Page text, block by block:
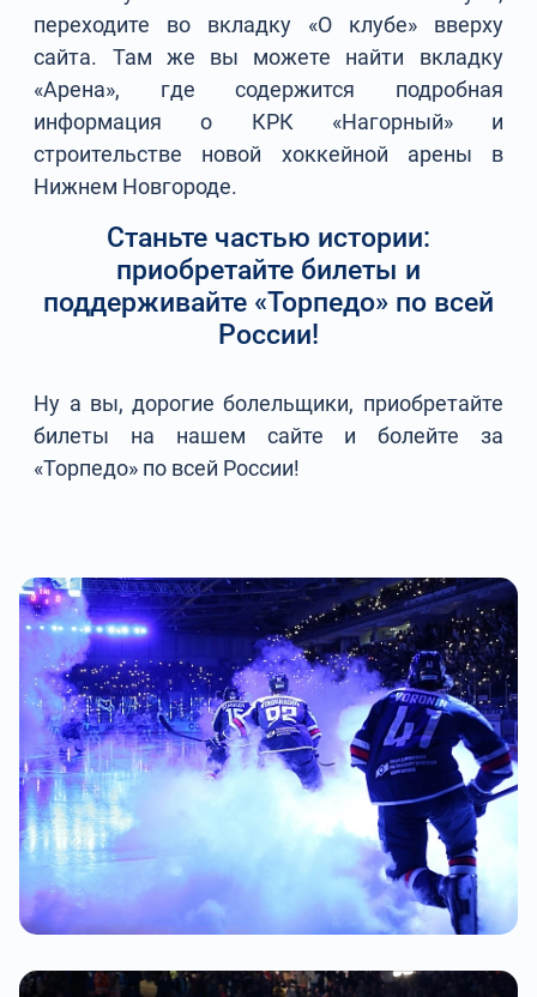
переходите во вкладку «О клубе» вверху
сайта. Там же вы можете найти вкладку
«Арена», где содержится подробная
информация о КРК «Нагорный» и
строительстве новой хоккейной арены в
Нижнем Новгороде.
Станьте частью истории:
приобретайте билеты и
поддерживайте «Торпедо» по всей
России!
Ну а вы, дорогие болельщики, приобретайте
билеты на нашем сайте и болейте за
«Торпедо» по всей России!